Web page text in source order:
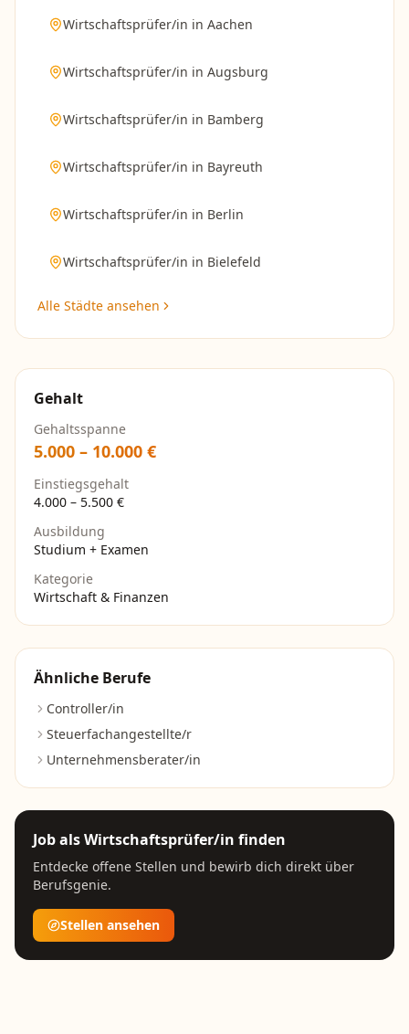
Wirtschaftsprüfer/in in Aachen
Wirtschaftsprüfer/in in Augsburg
Wirtschaftsprüfer/in in Bamberg
Wirtschaftsprüfer/in in Bayreuth
Wirtschaftsprüfer/in in Berlin
Wirtschaftsprüfer/in in Bielefeld
Alle Städte ansehen
Gehalt
Gehaltsspanne
5.000 – 10.000 €
Einstiegsgehalt
4.000 – 5.500 €
Ausbildung
Studium + Examen
Kategorie
Wirtschaft & Finanzen
Ähnliche Berufe
Controller/in
Steuerfachangestellte/r
Unternehmensberater/in
Job alsWirtschaftsprüfer/in finden
Entdecke offene Stellen und bewirb dich direkt über
Berufsgenie.
Stellen ansehen